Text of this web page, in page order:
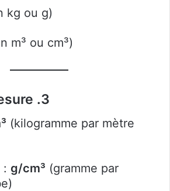
kg ou g)
m³ ou cm³)
3. Unités de Mesure
(kilogramme par mètre
: g/cm³ (gramme par